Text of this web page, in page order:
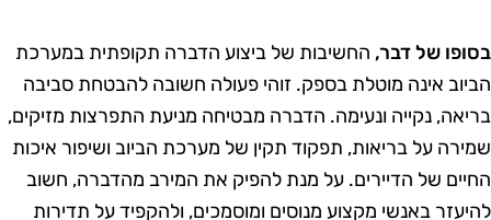
של דבר,החשיבות של ביצוע הדברה תקופתית במערכת
אינה מוטלת בספק. זוהי פעולה חשובה להבטחת סביבה
נקייה ונעימה. הדברה מבטיחה מניעת התפרצות מזיקים,
על בריאות, תפקוד תקין של מערכת הביוב ושיפור איכות
של הדיירים. על מנת להפיק את המירב מהדברה, חשוב
באנשי מקצוע מנוסים ומוסמכים, ולהקפיד על תדירות